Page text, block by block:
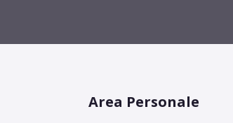
Area Personale